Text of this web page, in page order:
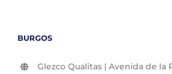
BURGOS
Glezco Qualitas | Avenida de la